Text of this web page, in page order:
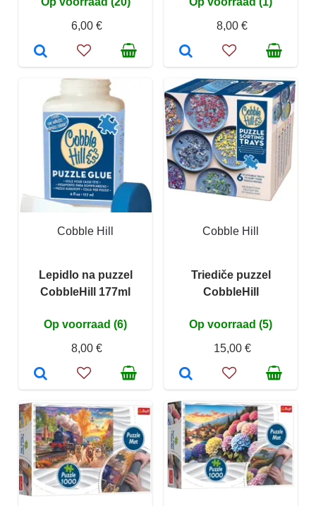
6,00 €
8,00 €
Cobble Hill
Lepidlo na puzzel
CobbleHill 177ml
Op voorraad (6)
8,00 €
Cobble Hill
Triediče puzzel
CobbleHill
Op voorraad (5)
15,00 €